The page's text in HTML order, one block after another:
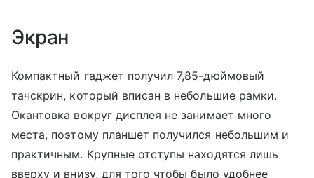
Экран
Компактный гаджет получил 7,85-дюймовый
тачскрин, который вписан в небольшие рамки.
Окантовка вокруг дисплея не занимает много
места, поэтому планшет получился небольшим и
практичным. Крупные отступы находятся лишь
вверху и внизу, для того чтобы было удобнее